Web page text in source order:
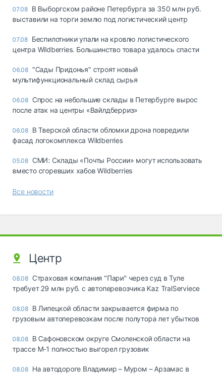
07.08 В Выборгском районе Петербурга за 350 млн руб.
выставили на торги землю под логистический центр
07.08 Беспилотники упали на кровлю логистического
центра Wildberries. Большинство товара удалось спасти
06.08 "Сады Придонья" строят новый
мультифункциональный склад сырья
06.08 Спрос на небольшие склады в Петербурге вырос
после атак на центры «Вайлдберриз»
06.08 В Тверской области обломки дрона повредили
фасад логокомплекса Wildberries
05.08 СМИ: Склады «Почты России» могут использовать
вместо сгоревших хабов Wildberries
Все новости
Центр
08.08 Страховая компания "Пари" через суд в Туле
требует 29 млн руб. с автоперевозчика Kaz TralServiece
08.08 В Липецкой области закрывается фирма по
грузовым автоперевозкам после полутора лет убытков
08.08 В Сафоновском округе Смоленской области на
трассе М-1 полностью выгорел грузовик
08.08 На автодороге Владимир – Муром – Арзамас в